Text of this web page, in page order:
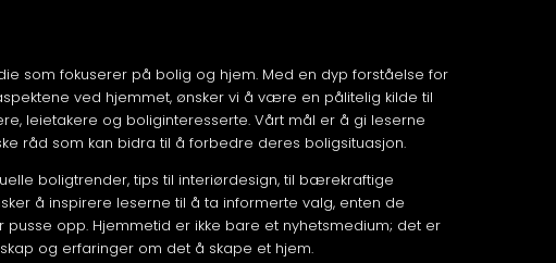
som fokuserer på bolig og hjem. Med en dyp forståelse for
ved hjemmet, ønsker vi å være en pålitelig kilde til
leietakere og boliginteresserte. Vårt mål er å gi leserne
råd som kan bidra til å forbedre deres boligsituasjon.
boligtrender, tips til interiørdesign, til bærekraftige
å inspirere leserne til å ta informerte valg, enten de
pusse opp. Hjemmetid er ikke bare et nyhetsmedium; det er
og erfaringer om det å skape et hjem.